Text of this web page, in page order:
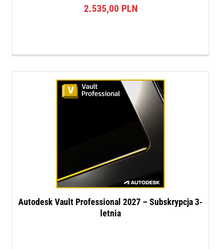
2.535,00 PLN
Autodesk Vault Professional 2027 – Subskrypcja 3-
letnia